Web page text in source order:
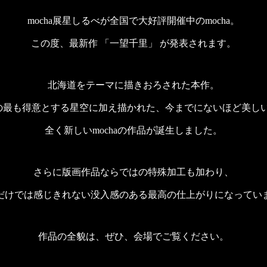
mocha展星しるべが全国で大好評開催中のmocha。
この度、最新作 「一望千里」 が発表されます。
北海道をテーマに描きおろされた本作。
最も得意とする星空に加え描かれた、今までにないほど美し
全く新しいmochaの作品が誕生しました。
さらに版画作品ならではの特殊加工も加わり、
けでは感じきれない没入感のある最高の仕上がりになってい
作品の全貌は、ぜひ、会場でご覧ください。